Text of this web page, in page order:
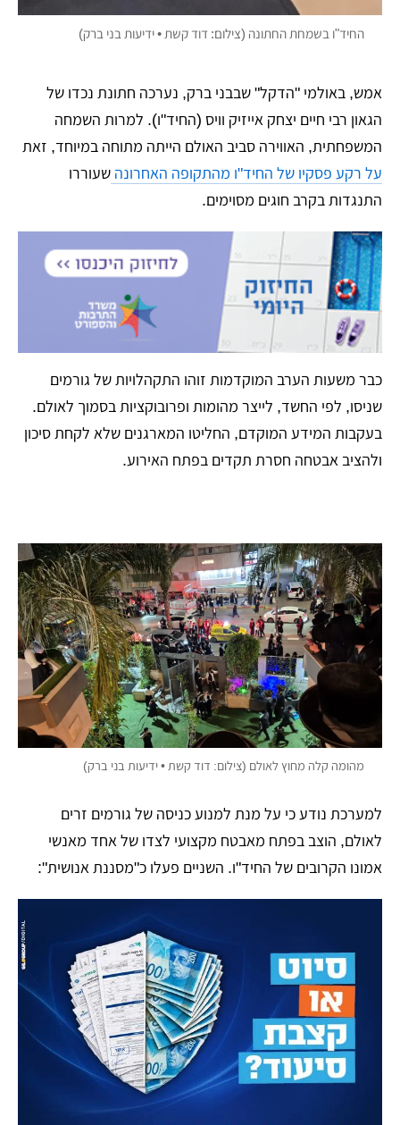
החיד"ו בשמחת החתונה (צילום: דוד קשת • ידיעות בני ברק)
אמש, באולמי "הדקל" שבבני ברק, נערכה חתונת נכדו של
הגאון רבי חיים יצחק אייזיק וויס (החיד"ו). למרות השמחה
המשפחתית, האווירה סביב האולם הייתה מתוחה במיוחד, זאת
על רקע פסקיו של החיד"ו מהתקופה האחרונה שעוררו
התנגדות בקרב חוגים מסוימים.
כבר משעות הערב המוקדמות זוהו התקהלויות של גורמים
שניסו, לפי החשד, לייצר מהומות ופרובוקציות בסמוך לאולם.
בעקבות המידע המוקדם, החליטו המארגנים שלא לקחת סיכון
ולהציב אבטחה חסרת תקדים בפתח האירוע.
מהומה קלה מחוץ לאולם (צילום: דוד קשת • ידיעות בני ברק)
למערכת נודע כי על מנת למנוע כניסה של גורמים זרים
לאולם, הוצב בפתח מאבטח מקצועי לצדו של אחד מאנשי
אמונו הקרובים של החיד"ו. השניים פעלו כ"מסננת אנושית":